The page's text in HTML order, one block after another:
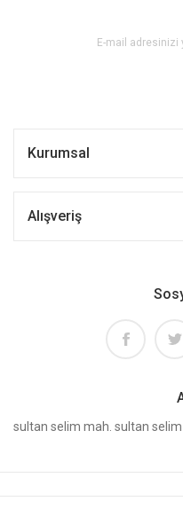
Kurumsal
Alışveriş
sultan selim mah. sultan selim